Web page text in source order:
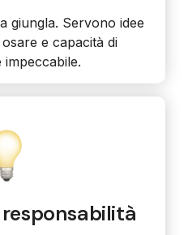
giungla. Servono idee
e capacità di
impeccabile.